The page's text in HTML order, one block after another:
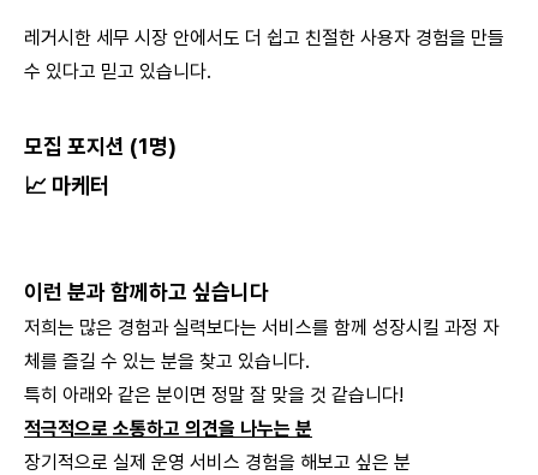
레거시한 세무 시장 안에서도 더 쉽고 친절한 사용자 경험을 만들
수 있다고 믿고 있습니다.
모집 포지션 (1명)
📈 마케터
이런 분과 함께하고 싶습니다
저희는 많은 경험과 실력보다는 서비스를 함께 성장시킬 과정 자
체를 즐길 수 있는 분을 찾고 있습니다.
특히 아래와 같은 분이면 정말 잘 맞을 것 같습니다!
적극적으로 소통하고 의견을 나누는 분
장기적으로 실제 운영 서비스 경험을 해보고 싶은 분